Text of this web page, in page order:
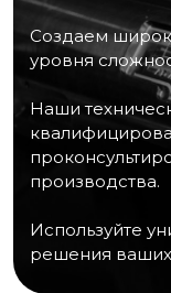
Создаем
уровня
Наши
производства.
Используйте
решения ваших